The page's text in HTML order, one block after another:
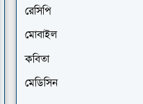
রেসিপি
মোবাইল
কবিতা
মেডিসিন